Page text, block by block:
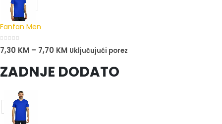
Fanfan Men
0out of 5
7,30 KM – 7,70 KM Uključujući porez
ZADNJE DODATO